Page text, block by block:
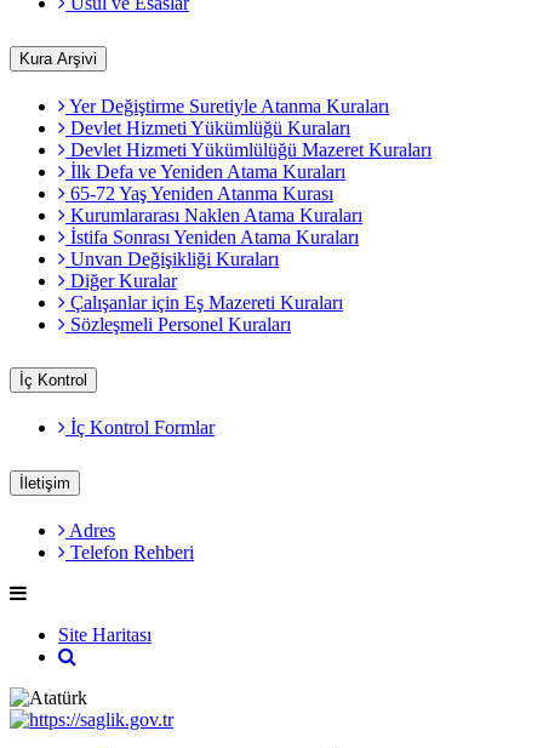
Kura Arşivi
Yer Değiştirme Suretiyle Atanma Kuraları
Devlet Hizmeti Yükümlüğü Kuraları
Devlet Hizmeti Yükümlülüğü Mazeret Kuraları
İlk Defa ve Yeniden Atama Kuraları
65-72 Yaş Yeniden Atanma Kurası
Kurumlararası Naklen Atama Kuraları
İstifa Sonrası Yeniden Atama Kuraları
Unvan Değişikliği Kuraları
Diğer Kuralar
Çalışanlar için Eş Mazereti Kuraları
Sözleşmeli Personel Kuraları
İç Kontrol
İç Kontrol Formlar
İletişim
Adres
Telefon Rehberi
Site Haritası